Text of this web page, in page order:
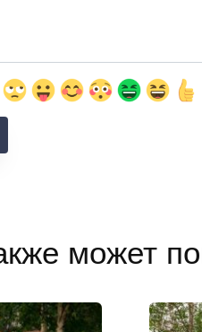
может